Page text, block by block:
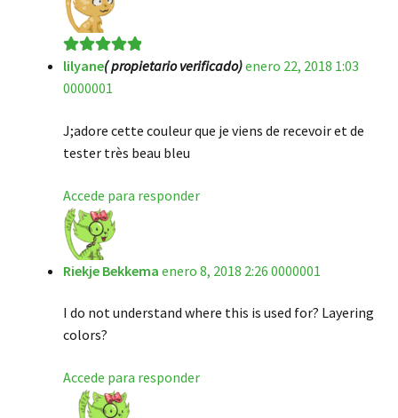
Valorado en5
de 5
lilyane( propietario verificado)enero 22, 2018 1:03
0000001
J;adore cette couleur que je viens de recevoir et de
tester très beau bleu
Accede para responder
Riekje Bekkema enero 8, 2018 2:26 0000001
I do not understand where this is used for? Layering
colors?
Accede para responder